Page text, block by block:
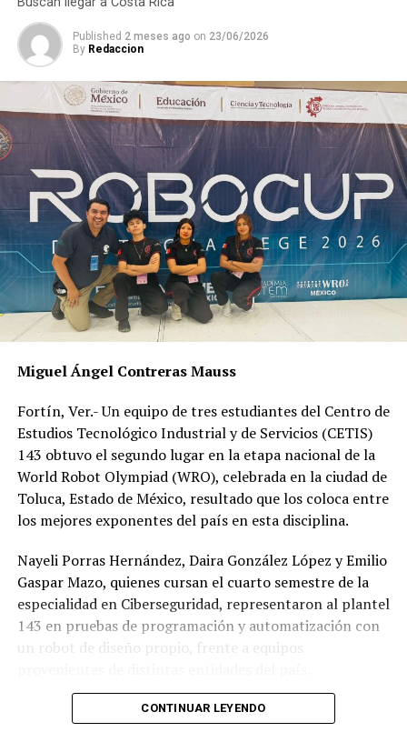
Published 2 meses ago on 23/06/2026
By Redaccion
Miguel Ángel Contreras Mauss
Fortín, Ver.- Un equipo de tres estudiantes del Centro de
Estudios Tecnológico Industrial y de Servicios (CETIS)
143 obtuvo el segundo lugar en la etapa nacional de la
World Robot Olympiad (WRO), celebrada en la ciudad de
Toluca, Estado de México, resultado que los coloca entre
los mejores exponentes del país en esta disciplina.
Nayeli Porras Hernández, Daira González López y Emilio
Gaspar Mazo, quienes cursan el cuarto semestre de la
especialidad en Ciberseguridad, representaron al plantel
143 en pruebas de programación y automatización con
un robot de diseño propio, frente a equipos
El desempeño mostrado por los jóvenes les permitió
CONTINUAR LEYENDO